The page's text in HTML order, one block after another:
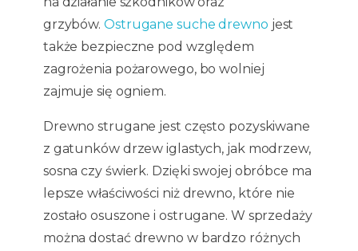
grzybów. Ostrugane suche drewno jest
także bezpieczne pod względem
zagrożenia pożarowego, bo wolniej
zajmuje się ogniem.
Drewno strugane jest często pozyskiwane
z gatunków drzew iglastych, jak modrzew,
sosna czy świerk. Dzięki swojej obróbce ma
lepsze właściwości niż drewno, które nie
zostało osuszone i ostrugane. W sprzedaży
można dostać drewno w bardzo różnych